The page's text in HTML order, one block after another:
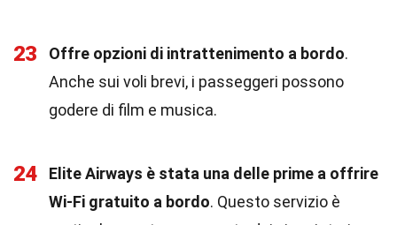
23 Offre opzioni di intrattenimento a bordo.
Anche sui voli brevi, i passeggeri possono
godere di film e musica.
24
Elite Airways è stata una delle prime a offrire
Wi-Fi gratuito a bordo. Questo servizio è